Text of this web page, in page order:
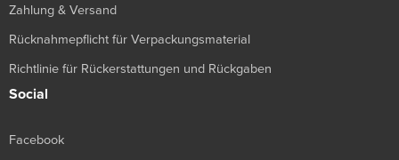
Zahlung & Versand
Rücknahmepflicht für Verpackungsmaterial
Richtlinie für Rückerstattungen und Rückgaben
Social
Facebook